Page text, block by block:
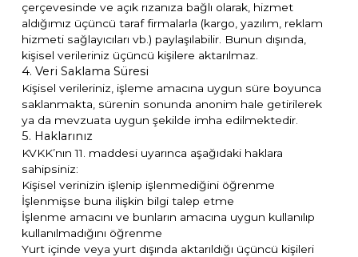
çerçevesinde ve açık rızanıza bağlı olarak, hizmet
aldığımız üçüncü taraf firmalarla (kargo, yazılım, reklam
hizmeti sağlayıcıları vb.) paylaşılabilir. Bunun dışında,
kişisel verileriniz üçüncü kişilere aktarılmaz.
4. Veri Saklama Süresi
Kişisel verileriniz, işleme amacına uygun süre boyunca
saklanmakta, sürenin sonunda anonim hale getirilerek
ya da mevzuata uygun şekilde imha edilmektedir.
5. Haklarınız
KVKK’nın 11. maddesi uyarınca aşağıdaki haklara
sahipsiniz:
Kişisel verinizin işlenip işlenmediğini öğrenme
İşlenmişse buna ilişkin bilgi talep etme
İşlenme amacını ve bunların amacına uygun kullanılıp
kullanılmadığını öğrenme
Yurt içinde veya yurt dışında aktarıldığı üçüncü kişileri